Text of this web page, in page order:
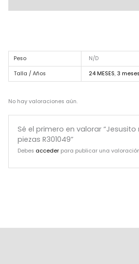
Peso N/D
Talla / Años 24 MESES, 3 meses
No hay valoraciones aún.
Sé el primero en valorar
piezas R301049”
Debes acceder para publicar una